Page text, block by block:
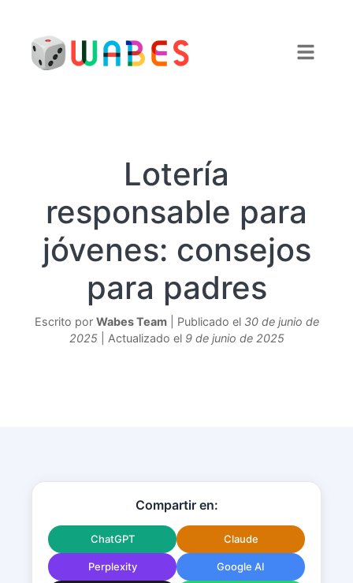
Lotería
responsable para
jóvenes: consejos
para padres
Escrito por Wabes Team| Publicado el 30 de junio de
2025
| Actualizado el 9 de junio de 2025
Compartir en:
ChatGPT Claude
Perplexity Google AI